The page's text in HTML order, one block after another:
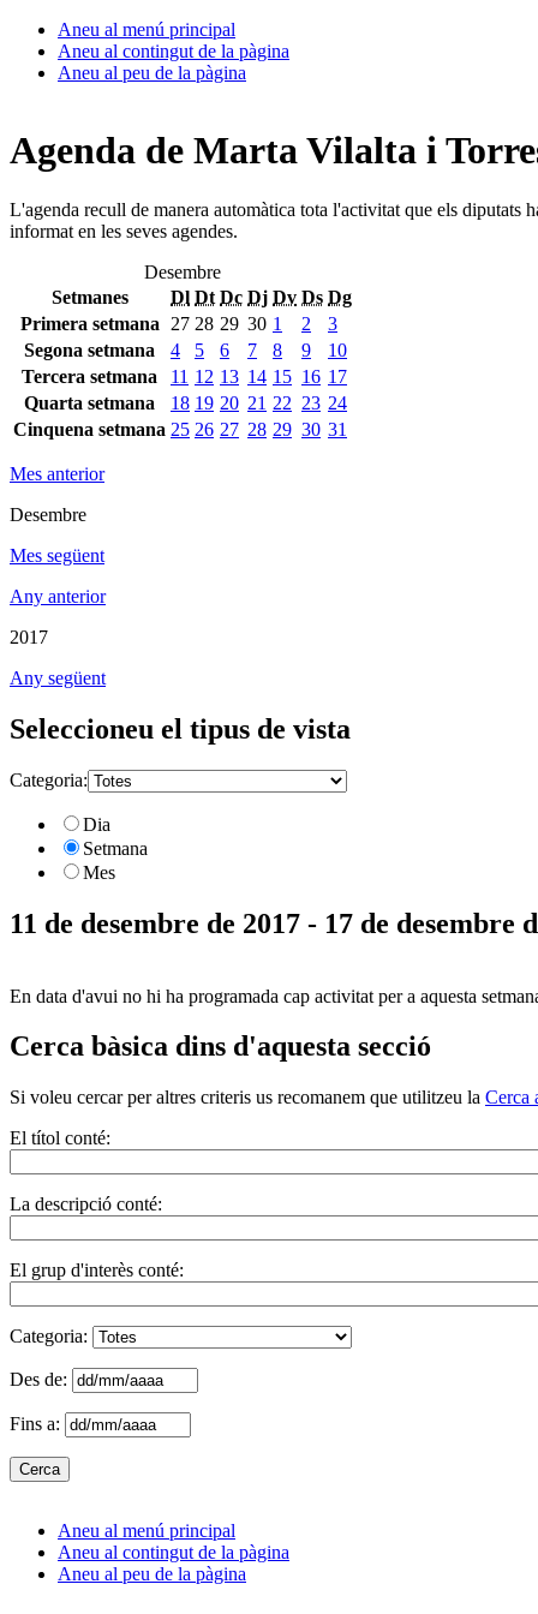
Aneu al menú principal
Aneu al contingut de la pàgina
Aneu al peu de la pàgina
Agenda de Marta Vilalta i
L'agenda recull de manera automàtica tota l'activitat que els diputats
informat en les seves agendes.
Desembre
Setmanes
Dl Dt Dc Dj Dv Ds Dg
Primera setmana
27 28 29 30 1 2
3
Segona setmana
4 5 6 7 8 9
10
Tercera setmana
11 12 13 14 15 16 17
Quarta setmana
18 19 20 21 22 23 24
Cinquena setmana 25 26 27 28 29 30 31
Mes anterior
Desembre
Mes següent
Any anterior
2017
Any següent
Seleccioneu el tipus de vista
Categoria:
Dia
Setmana
Mes
11 de desembre de 2017 - 17 de desembre
En data d'avui no hi ha programada cap activitat per a aquesta
Cerca bàsica dins d'aquesta secció
Si voleu cercar per altres criteris us recomanem que utilitzeu la Cerca
El títol conté:
La descripció conté:
El grup d'interès conté:
Categoria:
Des de:
Fins a:
Aneu al menú principal
Aneu al contingut de la pàgina
Aneu al peu de la pàgina